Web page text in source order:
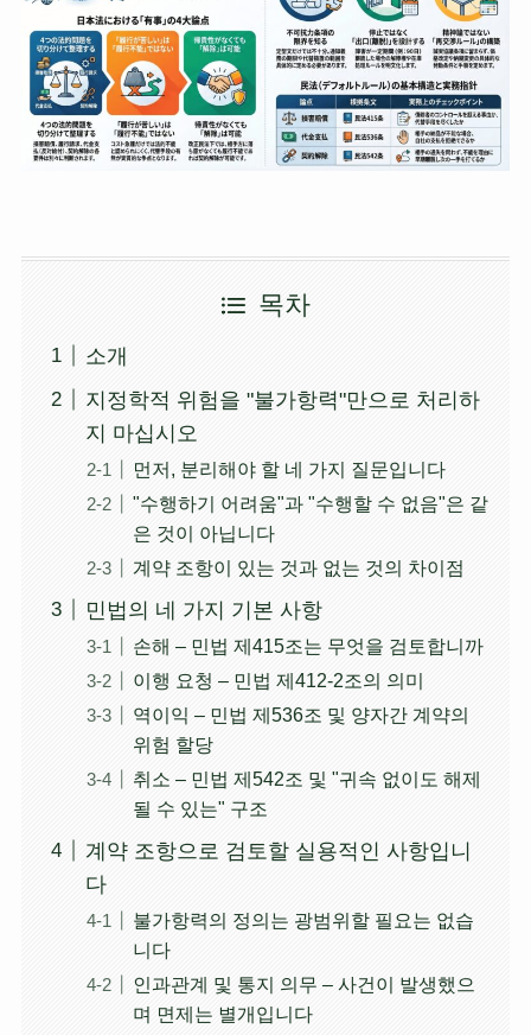
목차
소개
지정학적 위험을 "불가항력"만으로 처리하
지 마십시오
먼저, 분리해야 할 네 가지 질문입니다
"수행하기 어려움"과 "수행할 수 없음"은 같
은 것이 아닙니다
계약 조항이 있는 것과 없는 것의 차이점
민법의 네 가지 기본 사항
손해 – 민법 제415조는 무엇을 검토합니까
이행 요청 – 민법 제412-2조의 의미
역이익 – 민법 제536조 및 양자간 계약의
위험 할당
취소 – 민법 제542조 및 "귀속 없이도 해제
될 수 있는" 구조
계약 조항으로 검토할 실용적인 사항입니
다
불가항력의 정의는 광범위할 필요는 없습
니다
인과관계 및 통지 의무 – 사건이 발생했으
며 면제는 별개입니다